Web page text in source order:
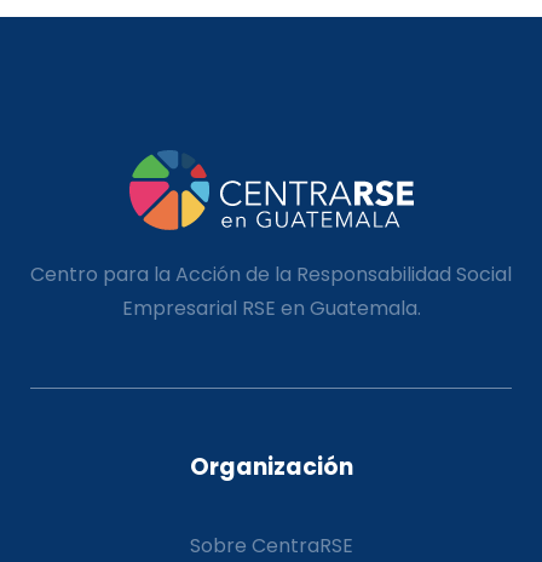
Centro para la Acción de la Responsabilidad Social
Empresarial RSE en Guatemala.
Organización
Sobre CentraRSE